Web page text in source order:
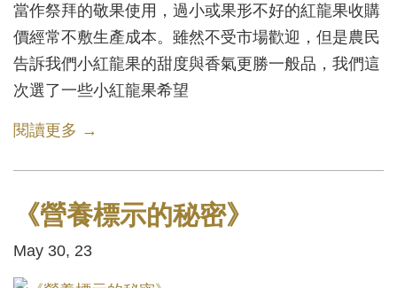
當作祭拜的敬果使用，過小或果形不好的紅龍果收購
價經常不敷生產成本。雖然不受市場歡迎，但是農民
告訴我們小紅龍果的甜度與香氣更勝一般品，我們這
次選了一些小紅龍果希望
閱讀更多 →
《營養標示的秘密》
May 30, 23